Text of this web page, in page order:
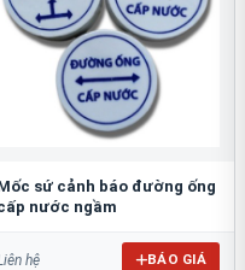
sứ cảnh báo đường ống
nước ngầm
hệ BÁO GIÁ